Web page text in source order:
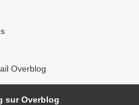
Overblog
sur Overblog